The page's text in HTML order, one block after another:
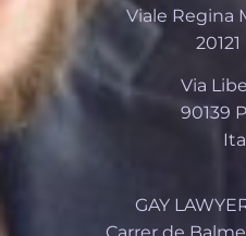
Viale Regina
Via
90139
GAY